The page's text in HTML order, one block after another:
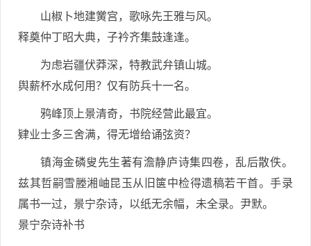
山椒卜地建黉宫，歌咏先王雅与风。
释奠仲丁昭大典，子衿齐集鼓逢逢。
为虑岩疆伏莽深，特教武弁镇山城。
舆薪杯水成何用？仅有防兵十一名。
鸦峰顶上景清奇，书院经营此最宜。
肄业士多三舍满，得无增给诵弦资？
镇海金磷叟先生著有澹静庐诗集四卷，乱后散佚。
兹其哲嗣雪塍湘岫昆玉从旧箧中检得遗稿若干首。手录
属书一过，景宁杂诗，以纸无余幅，未全录。尹默。
景宁杂诗补书